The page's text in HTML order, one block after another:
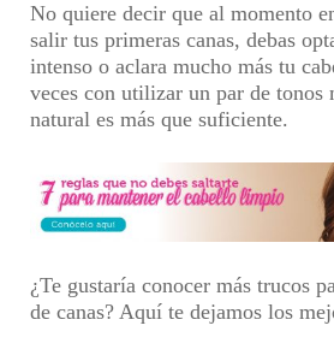
No quiere decir que al momento
salir tus primeras canas, debas
intenso o aclara mucho más tu
veces con utilizar un par de tonos
natural es más que suficiente.
¿Te gustaría conocer más trucos
de canas? Aquí te dejamos los